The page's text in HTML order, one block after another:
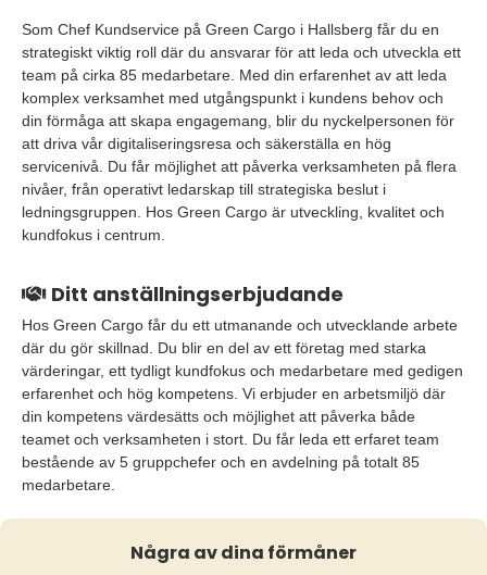
Som Chef Kundservice på Green Cargo i Hallsberg får du en
strategiskt viktig roll där du ansvarar för att leda och utveckla ett
team på cirka 85 medarbetare. Med din erfarenhet av att leda
komplex verksamhet med utgångspunkt i kundens behov och
din förmåga att skapa engagemang, blir du nyckelpersonen för
att driva vår digitaliseringsresa och säkerställa en hög
servicenivå. Du får möjlighet att påverka verksamheten på flera
nivåer, från operativt ledarskap till strategiska beslut i
ledningsgruppen. Hos Green Cargo är utveckling, kvalitet och
kundfokus i centrum.
Ditt anställningserbjudande
Hos Green Cargo får du ett utmanande och utvecklande arbete
där du gör skillnad. Du blir en del av ett företag med starka
värderingar, ett tydligt kundfokus och medarbetare med gedigen
erfarenhet och hög kompetens. Vi erbjuder en arbetsmiljö där
din kompetens värdesätts och möjlighet att påverka både
teamet och verksamheten i stort. Du får leda ett erfaret team
bestående av 5 gruppchefer och en avdelning på totalt 85
medarbetare.
Några av dina förmåner